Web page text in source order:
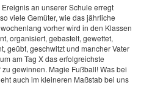
an unserer Schule erregt
viele Gemüter, wie das jährliche
vorher wird in den Klassen
organisiert, gebastelt, gewettet,
geübt, geschwitzt und mancher Vater
am Tag X das erfolgreichste
gewinnen. Magie Fußball! Was bei
auch im kleineren Maßstab bei uns